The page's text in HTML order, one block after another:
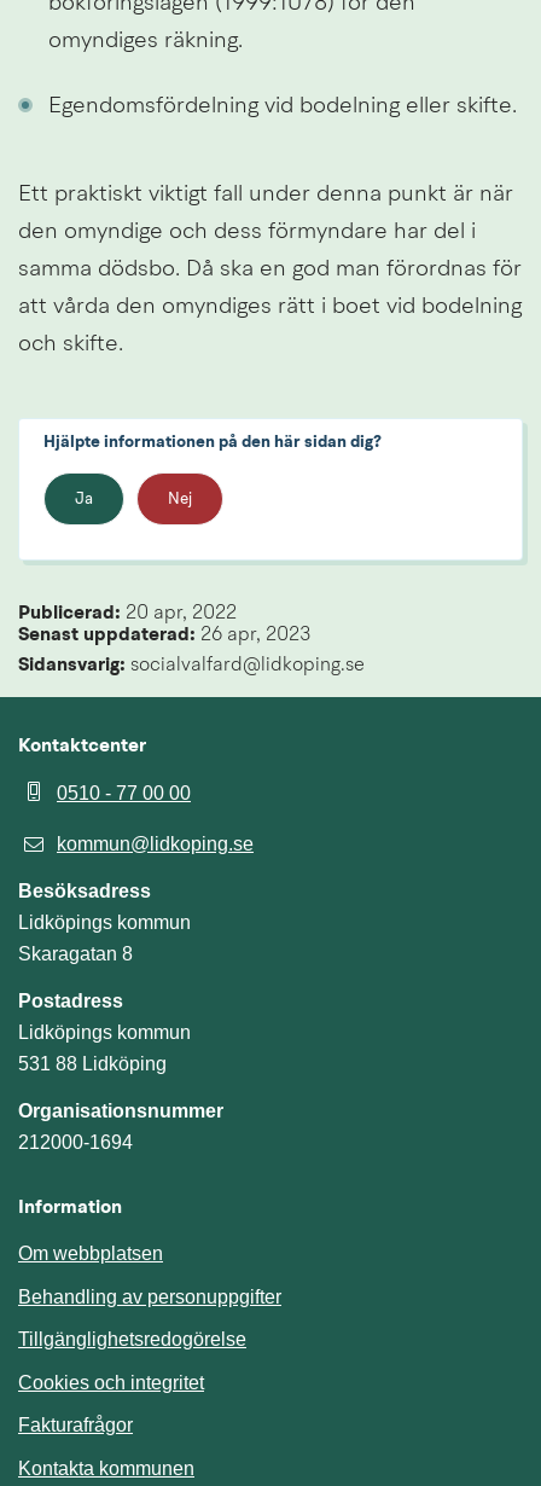
bokföringslagen (1999:1078) för den
omyndiges räkning.
Egendomsfördelning vid bodelning eller skifte.
Ett praktiskt viktigt fall under denna punkt är när
den omyndige och dess förmyndare har del i
samma dödsbo. Då ska en god man förordnas för
att vårda den omyndiges rätt i boet vid bodelning
och skifte.
Hjälpte informationen på den här sidan dig?
Ja Nej
Publicerad: 20 apr, 2022
Senast uppdaterad: 26 apr, 2023
Sidansvarig: socialvalfard@lidkoping.se
Kontaktcenter
0510 - 77 00 00
kommun@lidkoping.se
Besöksadress
Lidköpings kommun
Skaragatan 8
Postadress
Lidköpings kommun
531 88 Lidköping
Organisationsnummer
212000-1694
Information
Om webbplatsen
Behandling av personuppgifter
Tillgänglighetsredogörelse
Cookies och integritet
Fakturafrågor
Kontakta kommunen